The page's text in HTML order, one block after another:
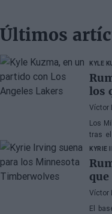
Últimos
KYLE
los
Víctor
Los
tras
pívot
KYRIE
Víctor
El